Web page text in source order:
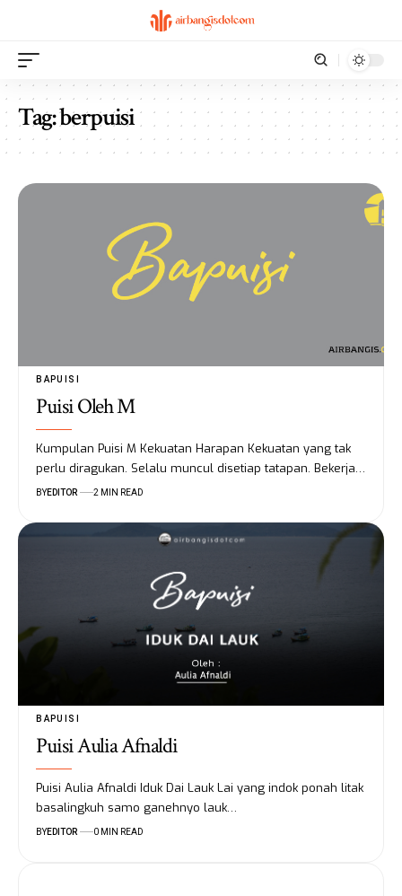
Tag:berpuisi
BAPUISI
Puisi Oleh M
Kumpulan Puisi M Kekuatan Harapan Kekuatan yang tak
perlu diragukan. Selalu muncul disetiap tatapan. Bekerja…
BYEDITOR 2 MIN READ
BAPUISI
Puisi Aulia Afnaldi
Puisi Aulia Afnaldi Iduk Dai Lauk Lai yang indok ponah litak
basalingkuh samo ganehnyo lauk…
BYEDITOR 0 MIN READ